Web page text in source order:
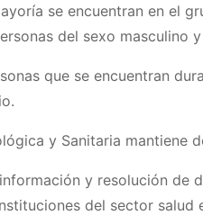
se encuentran en el
del sexo masculino
que se encuentran
y Sanitaria
y resolución de
del sector